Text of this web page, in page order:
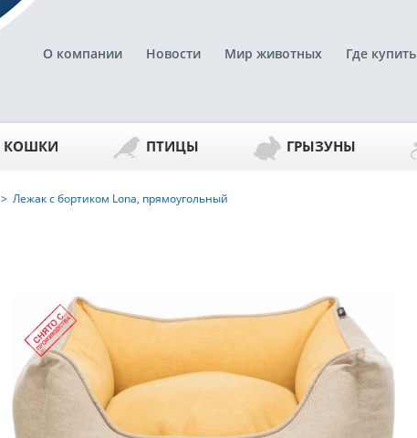
О компании Новости Мир животных Где купить
КОШКИ ПТИЦЫ ГРЫЗУНЫ
> Лежак с бортиком Lona, прямоугольный